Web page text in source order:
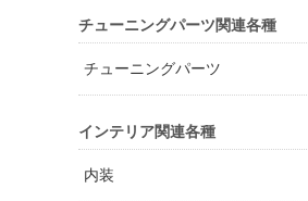
チューニングパーツ関連各種
チューニングパーツ
インテリア関連各種
内装